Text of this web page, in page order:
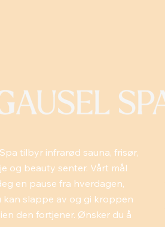
tilbyr infrarød sauna, frisør,
og beauty senter. Vårt mål
en pause fra hverdagen,
kan slappe av og gi kroppen
den fortjener. Ønsker du å